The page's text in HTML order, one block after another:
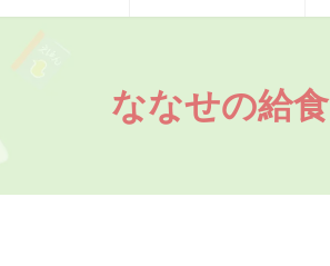
ななせの給食